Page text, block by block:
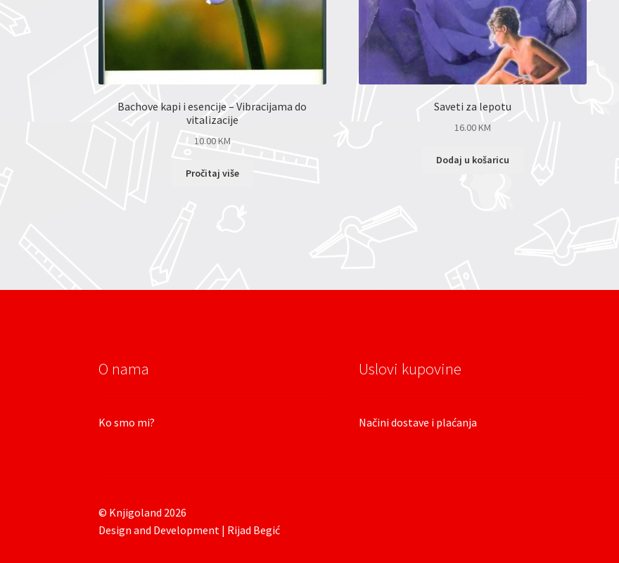
Bachove kapi i esencije – Vibracijama do
vitalizacije
10.00KM
Pročitaj više
Saveti za lepotu
16.00KM
Dodaj u košaricu
O nama
Ko smo mi?
Uslovi kupovine
Načini dostave i plaćanja
© Knjigoland 2026
Design and Development | Rijad Begić